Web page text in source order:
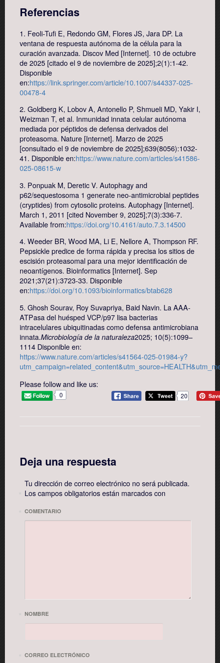
Referencias
1. Feoli-Tufi E, Redondo GM, Flores JS, Jara DP. La
ventana de respuesta autónoma de la célula para la
curación avanzada. Discov Med [Internet]. 10 de octubre
de 2025 [citado el 9 de noviembre de 2025];2(1):1-42.
Disponible
en:https://link.springer.com/article/10.1007/s44337-025-
00478-4
2. Goldberg K, Lobov A, Antonello P, Shmueli MD, Yakir I,
Weizman T, et al. Inmunidad innata celular autónoma
mediada por péptidos de defensa derivados del
proteasoma. Nature [Internet]. Marzo de 2025
[consultado el 9 de noviembre de 2025];639(8056):1032-
41. Disponible en:https://www.nature.com/articles/s41586-
025-08615-w
3. Ponpuak M, Deretic V. Autophagy and
p62/sequestosoma 1 generate neo-antimicrobial peptides
(cryptides) from cytosolic proteins. Autophagy [Internet].
March 1, 2011 [cited November 9, 2025];7(3):336-7.
Available from:https://doi.org/10.4161/auto.7.3.14500
4. Weeder BR, Wood MA, Li E, Nellore A, Thompson RF.
Pepsickle predice de forma rápida y precisa los sitios de
escisión proteasomal para una mejor identificación de
neoantígenos. Bioinformatics [Internet]. Sep
2021;37(21):3723-33. Disponible
en:https://doi.org/10.1093/bioinformatics/btab628
5. Ghosh Sourav, Roy Suvapriya, Baid Navin. La AAA-
ATPasa del huésped VCP/p97 lisa bacterias
intracelulares ubiquitinadas como defensa antimicrobiana
innata.Microbiología de la naturaleza2025; 10(5):1099–
1114 Disponible en:
https://www.nature.com/articles/s41564-025-01984-y?
Please follow and like us:
0 20
Deja una respuesta
Tu dirección de correo electrónico no será publicada.
Los campos obligatorios están marcados con
COMENTARIO
NOMBRE
CORREO ELECTRÓNICO